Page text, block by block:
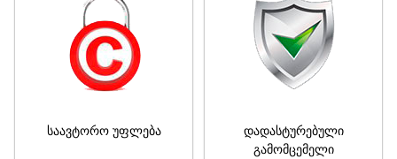
საავტორო უფლება
დადასტურებული
გამომცემელი